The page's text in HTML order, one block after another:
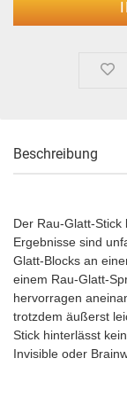
Beschreibung
Der Rau-Glatt-
Ergebnisse sind
Glatt-Blocks an
einem Rau-Glatt-
hervorragen
trotzdem äußerst
Stick hinterlässt
Invisible oder